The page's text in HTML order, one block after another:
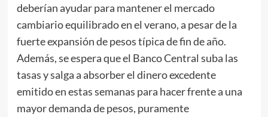
deberían ayudar para mantener el mercado
cambiario equilibrado en el verano, a pesar de la
fuerte expansión de pesos típica de fin de año.
Además, se espera que el Banco Central suba las
tasas y salga a absorber el dinero excedente
emitido en estas semanas para hacer frente a una
mayor demanda de pesos, puramente